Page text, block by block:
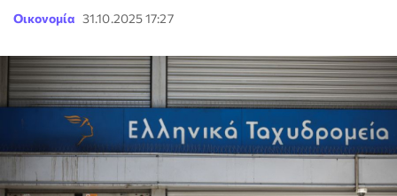
Οικονομία 31.10.2025 17:27